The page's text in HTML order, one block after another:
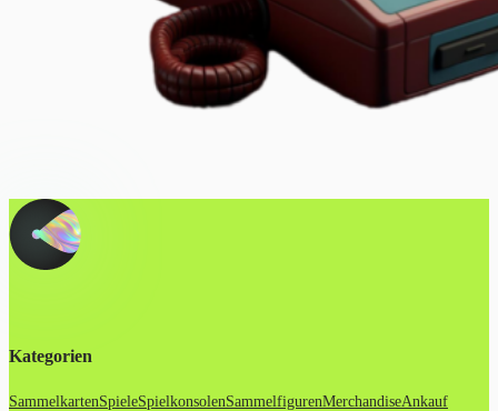
Kategorien
SammelkartenSpieleSpielkonsolenSammelfigurenMerchandiseAnkauf